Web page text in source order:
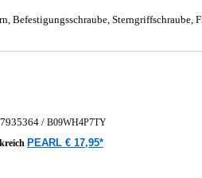
Befestigungsschraube, Sterngriffschraube,
/ B09WH4P7TY
PEARL € 17,95*